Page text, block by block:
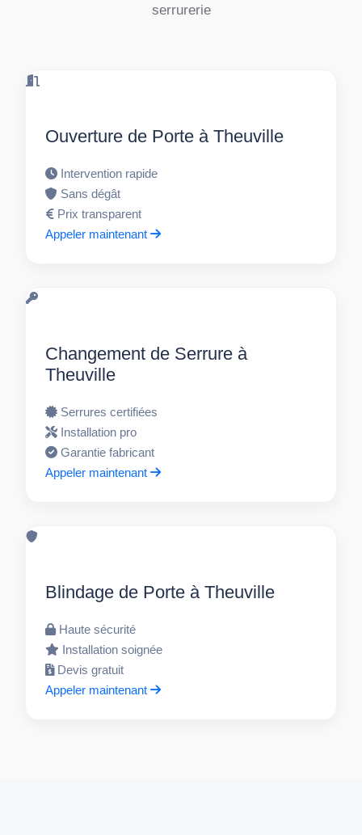
serrurerie
Ouverture de Porte à Theuville
Intervention rapide
Sans dégât
Prix transparent
Appeler maintenant
Changement de Serrure à
Theuville
Serrures certifiées
Installation pro
Garantie fabricant
Appeler maintenant
Blindage de Porte à Theuville
Haute sécurité
Installation soignée
Devis gratuit
Appeler maintenant